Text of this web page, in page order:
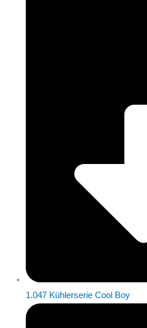
1.047 Kühlerserie Cool Boy